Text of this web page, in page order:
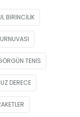
BIRINCILIK
TENIS
DERECE